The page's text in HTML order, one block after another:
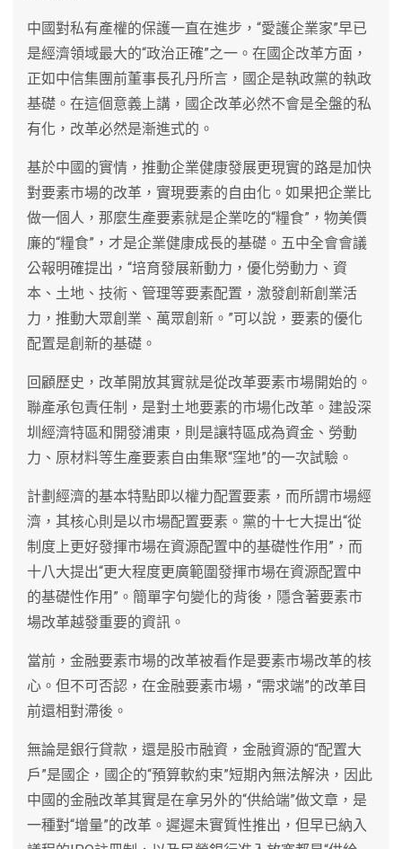
中國對私有產權的保護一直在進步，“愛護企業家”早已
是經濟領域最大的“政治正確”之一。在國企改革方面，
正如中信集團前董事長孔丹所言，國企是執政黨的執政
基礎。在這個意義上講，國企改革必然不會是全盤的私
有化，改革必然是漸進式的。
基於中國的實情，推動企業健康發展更現實的路是加快
對要素市場的改革，實現要素的自由化。如果把企業比
做一個人，那麼生產要素就是企業吃的“糧食”，物美價
廉的“糧食”，才是企業健康成長的基礎。五中全會會議
公報明確提出，“培育發展新動力，優化勞動力、資
本、土地、技術、管理等要素配置，激發創新創業活
力，推動大眾創業、萬眾創新。”可以說，要素的優化
配置是創新的基礎。
回顧歷史，改革開放其實就是從改革要素市場開始的。
聯產承包責任制，是對土地要素的市場化改革。建設深
圳經濟特區和開發浦東，則是讓特區成為資金、勞動
力、原材料等生產要素自由集聚“窪地”的一次試驗。
計劃經濟的基本特點即以權力配置要素，而所謂市場經
濟，其核心則是以市場配置要素。黨的十七大提出“從
制度上更好發揮市場在資源配置中的基礎性作用”，而
十八大提出“更大程度更廣範圍發揮市場在資源配置中
的基礎性作用”。簡單字句變化的背後，隱含著要素市
場改革越發重要的資訊。
當前，金融要素市場的改革被看作是要素市場改革的核
心。但不可否認，在金融要素市場，“需求端”的改革目
前還相對滯後。
無論是銀行貸款，還是股市融資，金融資源的“配置大
戶”是國企，國企的“預算軟約束”短期內無法解決，因此
中國的金融改革其實是在拿另外的“供給端”做文章，是
一種對“增量”的改革。遲遲未實質性推出，但早已納入